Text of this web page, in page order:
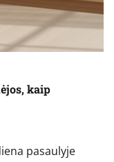
kaip
pasaulyje